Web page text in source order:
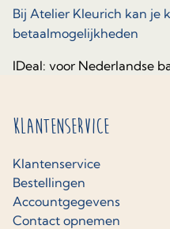
Bij Atelier Kleurich kan je
betaalmogelijkheden
IDeal: voor Nederlandse
Klantenservice
Klantenservice
Bestellingen
Accountgegevens
Contact opnemen